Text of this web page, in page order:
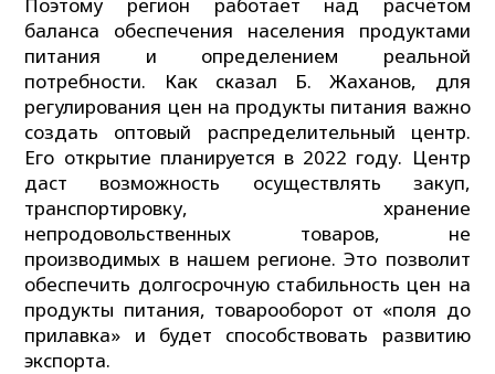
баланса обеспечения населения продуктами
питания и определением реальной
потребности. Как сказал Б. Жаханов, для
регулирования цен на продукты питания важно
создать оптовый распределительный центр.
Его открытие планируется в 2022 году. Центр
даст возможность осуществлять закуп,
транспортировку, хранение
непродовольственных товаров, не
производимых в нашем регионе. Это позволит
обеспечить долгосрочную стабильность цен на
продукты питания, товарооборот от «поля до
прилавка» и будет способствовать развитию
экспорта.